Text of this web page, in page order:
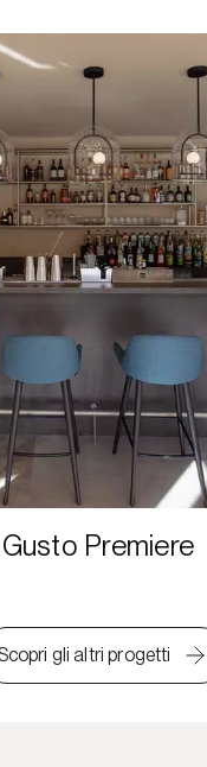
Premiere
gli altri progetti